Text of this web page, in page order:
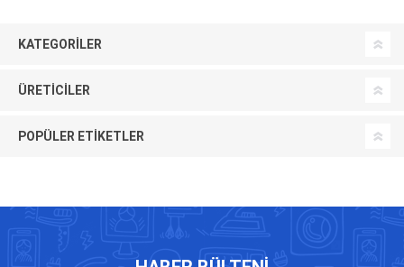
KATEGORILER
ÜRETICILER
POPÜLER ETIKETLER